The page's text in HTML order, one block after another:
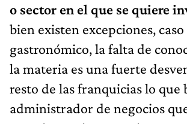
o sector en el que se quiere
bien existen excepciones,
gastronómico, la falta de
la materia es una fuerte
resto de las franquicias lo que
administrador de negocios